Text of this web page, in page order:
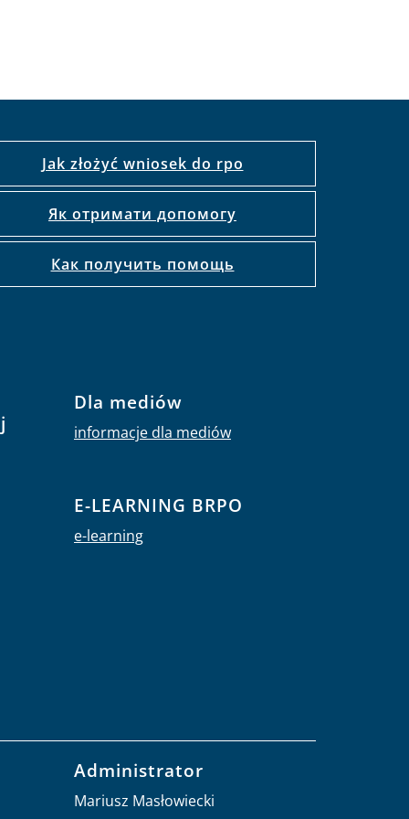
Jak złożyć wniosek do rpo
Як отримати допомогу
Как получить помощь
Dla mediów
informacje dla mediów
E-LEARNING BRPO
e-learning
Administrator
Mariusz Masłowiecki